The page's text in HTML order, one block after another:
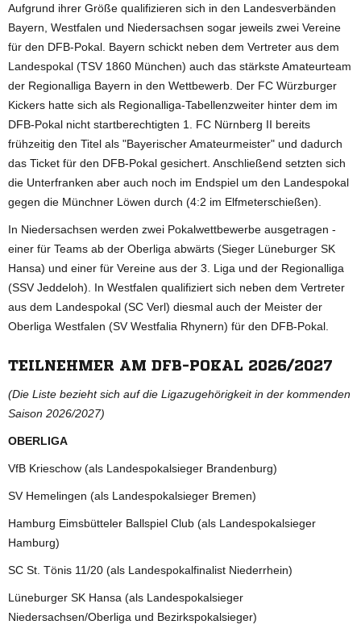
Aufgrund ihrer Größe qualifizieren sich in den Landesverbänden
Bayern, Westfalen und Niedersachsen sogar jeweils zwei Vereine
für den DFB-Pokal. Bayern schickt neben dem Vertreter aus dem
Landespokal (TSV 1860 München) auch das stärkste Amateurteam
der Regionalliga Bayern in den Wettbewerb. Der FC Würzburger
Kickers hatte sich als Regionalliga-Tabellenzweiter hinter dem im
DFB-Pokal nicht startberechtigten 1. FC Nürnberg II bereits
frühzeitig den Titel als "Bayerischer Amateurmeister" und dadurch
das Ticket für den DFB-Pokal gesichert. Anschließend setzten sich
die Unterfranken aber auch noch im Endspiel um den Landespokal
gegen die Münchner Löwen durch (4:2 im Elfmeterschießen).
In Niedersachsen werden zwei Pokalwettbewerbe ausgetragen -
einer für Teams ab der Oberliga abwärts (Sieger Lüneburger SK
Hansa) und einer für Vereine aus der 3. Liga und der Regionalliga
(SSV Jeddeloh). In Westfalen qualifiziert sich neben dem Vertreter
aus dem Landespokal (SC Verl) diesmal auch der Meister der
Oberliga Westfalen (SV Westfalia Rhynern) für den DFB-Pokal.
TEILNEHMER AM DFB-POKAL 2026/2027
(Die Liste bezieht sich auf die Ligazugehörigkeit in der kommenden
Saison 2026/2027)
OBERLIGA
VfB Krieschow (als Landespokalsieger Brandenburg)
SV Hemelingen (als Landespokalsieger Bremen)
Hamburg Eimsbütteler Ballspiel Club (als Landespokalsieger
Hamburg)
SC St. Tönis 11/20 (als Landespokalfinalist Niederrhein)
Lüneburger SK Hansa (als Landespokalsieger
Niedersachsen/Oberliga und Bezirkspokalsieger)